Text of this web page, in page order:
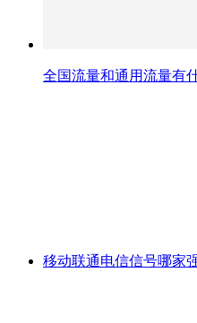
全国流量和通用流量有
移动联通电信信号哪家